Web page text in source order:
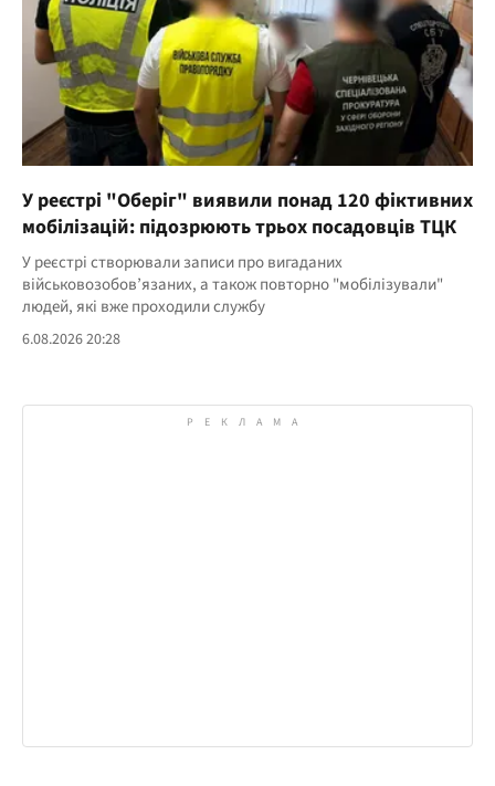
У реєстрі "Оберіг" виявили понад 120 фіктивних
мобілізацій: підозрюють трьох посадовців ТЦК
У реєстрі створювали записи про вигаданих
військовозобов’язаних, а також повторно "мобілізували"
людей, які вже проходили службу
6.08.2026 20:28